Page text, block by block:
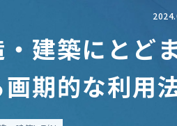
建築にとど
期的な利用